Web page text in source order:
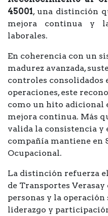
45001, una distinción
mejora continua y
laborales.
En coherencia con un
madurez avanzada,
controles consolidados
operaciones, este
como un hito adicional
mejora continua. Más
valida la consistencia y
compañía mantiene en
Ocupacional.
La distinción refuerza
de Transportes
personas y la operación
liderazgo y